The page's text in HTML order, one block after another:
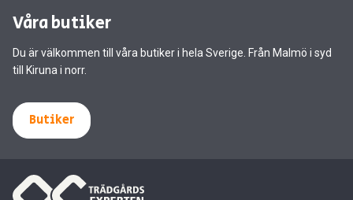
Våra butiker
Du är välkommen till våra butiker i hela Sverige. Från Malmö i syd
till Kiruna i norr.
Butiker